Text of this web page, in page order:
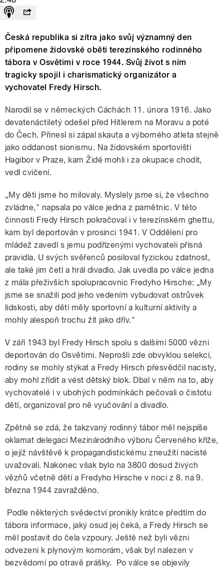
Česká republika si zítra jako svůj významný den
připomene židovské oběti terezínského rodinného
tábora v Osvětimi v roce 1944. Svůj život s ním
tragicky spojil i charismatický organizátor a
vychovatel Fredy Hirsch.
Narodil se v německých Cáchách 11. února 1916. Jako
devatenáctiletý odešel před Hitlerem na Moravu a poté
do Čech. Přinesl si zápal skauta a výborného atleta stejně
jako oddanost sionismu. Na židovském sportovišti
Hagibor v Praze, kam Židé mohli i za okupace chodit,
vedl cvičení.
„My děti jsme ho milovaly. Myslely jsme si, že všechno
zvládne," napsala po válce jedna z pamětnic. V této
činnosti Fredy Hirsch pokračoval i v terezínském ghettu,
kam byl deportován v prosinci 1941. V Oddělení pro
mládež zavedl s jemu podřízenými vychovateli přísná
pravidla. U svých svěřenců posiloval fyzickou zdatnost,
ale také jim četl a hrál divadlo. Jak uvedla po válce jedna
z mála přeživších spolupracovnic Fredyho Hirsche: „My
jsme se snažili pod jeho vedením vybudovat ostrůvek
lidskosti, aby děti měly sportovní a kulturní aktivity a
mohly alespoň trochu žít jako dřív."
V září 1943 byl Fredy Hirsch spolu s dalšími 5000 vězni
deportován do Osvětimi. Neprošli zde obvyklou selekcí,
rodiny se mohly stýkat a Fredy Hirsch přesvědčil nacisty,
aby mohl zřídit a vést dětský blok. Dbal v něm na to, aby
vychovatelé i v ubohých podmínkách pečovali o čistotu
dětí, organizoval pro ně vyučování a divadlo.
Zpětně se zdá, že takzvaný rodinný tábor měl nejspíše
oklamat delegaci Mezinárodního výboru Červeného kříže,
o jejíž návštěvě k propagandistickému zneužití nacisté
uvažovali. Nakonec však bylo na 3800 dosud živých
vězňů včetně dětí a Fredyho Hirsche v noci z 8. na 9.
března 1944 zavražděno.
Podle některých svědectví pronikly krátce předtím do
tábora informace, jaký osud jej čeká, a Fredy Hirsch se
měl postavit do čela vzpoury. Ještě než byli vězni
odvezeni k plynovým komorám, však byl nalezen v
bezvědomí po otravě prášky. Po válce se objevily